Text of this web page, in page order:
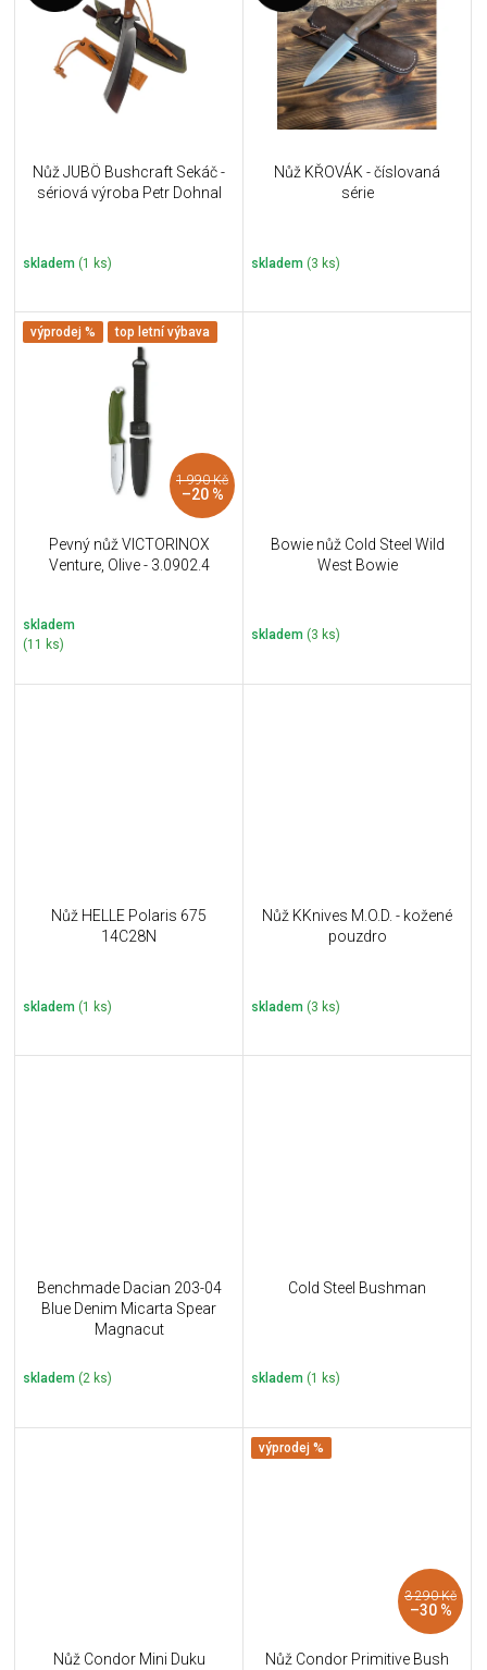
Nůž JUBÖ Bushcraft Sekáč -
sériová výroba Petr Dohnal
skladem (1 ks)
Nůž KŘOVÁK - číslovaná
série
skladem (3 ks)
výprodej % top letní výbava
1 990 Kč
–20 %
Pevný nůž VICTORINOX
Venture, Olive - 3.0902.4
skladem
(11 ks)
Bowie nůž Cold Steel Wild
West Bowie
skladem (3 ks)
Nůž HELLE Polaris 675
14C28N
skladem (1 ks)
Nůž KKnives M.O.D. - kožené
pouzdro
skladem (3 ks)
Benchmade Dacian 203-04
Blue Denim Micarta Spear
Magnacut
skladem (2 ks)
Cold Steel Bushman
skladem (1 ks)
Nůž Condor Mini Duku
výprodej %
3 290 Kč
–30 %
Nůž Condor Primitive Bush